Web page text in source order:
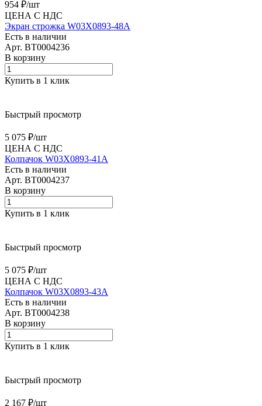
954 ₽/шт
ЦЕНА С НДС
Экран строжка W03X0893-48A
Есть в наличии
Арт. BT0004236
В корзину
Купить в 1 клик
Быстрый просмотр
5 075 ₽/шт
ЦЕНА С НДС
Колпачок W03X0893-41A
Есть в наличии
Арт. BT0004237
В корзину
Купить в 1 клик
Быстрый просмотр
5 075 ₽/шт
ЦЕНА С НДС
Колпачок W03X0893-43A
Есть в наличии
Арт. BT0004238
В корзину
Купить в 1 клик
Быстрый просмотр
2 167 ₽/шт